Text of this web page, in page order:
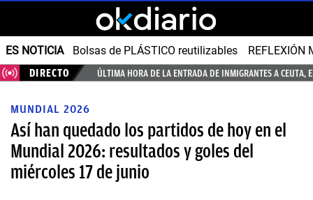
ES NOTICIA Bolsas de PLÁSTICO reutilizables REFLEXIÓN
DIRECTO ÚLTIMA HORA DE LA ENTRADA DE INMIGRANTES A CEUTA,
MUNDIAL 2026
Así han quedado los partidos de hoy en el
Mundial 2026: resultados y goles del
miércoles 17 de junio